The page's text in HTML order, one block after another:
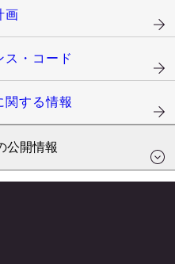
画
ス・コード
関する情報
公開情報